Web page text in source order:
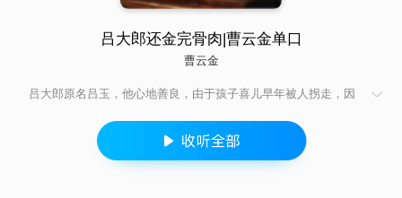
吕大郎还金完骨肉|曹云金单口
曹云金
吕大郎原名吕玉，他心地善良，由于孩子喜儿早年被人拐走，因
一个装着二百两银子的钱袋，于是在路边等了一天，待失主前来
认领，后来终于找到失主陈朝奉，送还了钱袋。意想不到的是，
陈朝奉身上竟有喜儿的线索……